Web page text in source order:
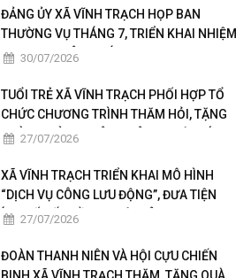
KHÓA XIV
ĐẢNG ỦY XÃ VĨNH TRẠCH HỌP BAN
THƯỜNG VỤ THÁNG 7, TRIỂN KHAI NHIỆM
VỤ TRỌNG TÂM THÁNG 8
30/07/2026
TUỔI TRẺ XÃ VĨNH TRẠCH PHỐI HỢP TỔ
CHỨC CHƯƠNG TRÌNH THĂM HỎI, TẶNG
QUÀ GIA ĐÌNH THÂN NHÂN NGƯỜI CÓ
27/07/2026
XÃ VĨNH TRẠCH TRIỂN KHAI MÔ HÌNH
“DỊCH VỤ CÔNG LƯU ĐỘNG”, ĐƯA TIỆN
ÍCH SỐ ĐẾN GẦN NGƯỜI DÂN
27/07/2026
ĐOÀN THANH NIÊN VÀ HỘI CỰU CHIẾN